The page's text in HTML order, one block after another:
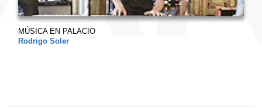
MÚSICA EN PALACIO
Rodrigo Soler